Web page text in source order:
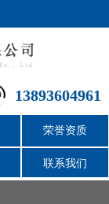
13893604961
荣誉资质
联系我们